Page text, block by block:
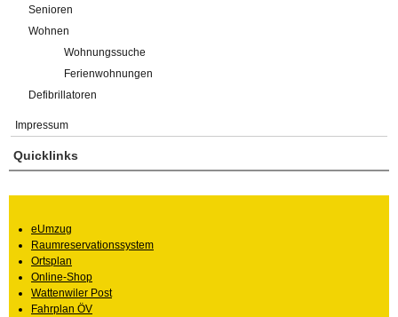
Senioren
Wohnen
Wohnungssuche
Ferienwohnungen
Defibrillatoren
Impressum
Quicklinks
eUmzug
Raumreservationssystem
Ortsplan
Online-Shop
Wattenwiler Post
Fahrplan ÖV